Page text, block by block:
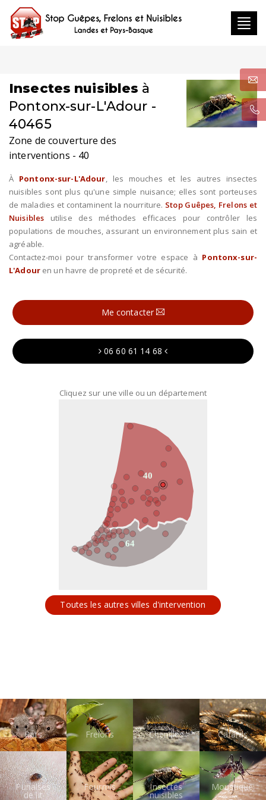
Insectes nuisibles à
Pontonx-sur-L'Adour -
40465
Zone de couverture des
interventions - 40
À Pontonx-sur-L'Adour, les mouches et les autres insectes
nuisibles sont plus qu'une simple nuisance; elles sont porteuses
de maladies et contaminent la nourriture. Stop Guêpes, Frelons et
Nuisibles utilise des méthodes efficaces pour contrôler les
populations de mouches, assurant un environnement plus sain et
agréable.
Contactez-moi pour transformer votre espace à Pontonx-sur-
L'Adouren un havre de propreté et de sécurité.
Me contacter
06 60 61 14 68
Cliquez sur une ville ou un département
64
40
Toutes les autres villes d'intervention
Rats Frelons Chenilles Cafards
Punaises
de lit
Fourmis Insectes
nuisibles
Moustiques